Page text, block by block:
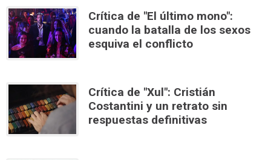
Crítica de "El último mono":
cuando la batalla de los sexos
esquiva el conflicto
Crítica de "Xul": Cristián
Costantini y un retrato sin
respuestas definitivas